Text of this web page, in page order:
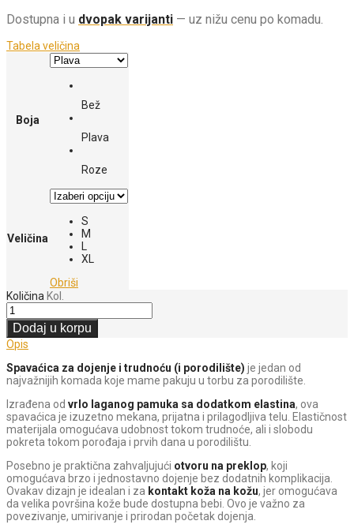
Dostupna i u dvopak varijanti — uz nižu cenu po komadu.
Tabela veličina
Boja
Bež
Plava
Roze
Veličina
S
M
XL
Obriši
Količina Kol.
Dodaj u korpu
Opis
Spavaćica za dojenje i trudnoću (i porodilište) je jedan od
najvažnijih komada koje mame pakuju u torbu za porodilište.
Izrađena od vrlo laganog pamuka sa dodatkom elastina, ova
spavaćica je izuzetno mekana, prijatna i prilagodljiva telu. Elastičnost
materijala omogućava udobnost tokom trudnoće, ali i slobodu
pokreta tokom porođaja i prvih dana u porodilištu.
Posebno je praktična zahvaljujući otvoru na preklop, koji
omogućava brzo i jednostavno dojenje bez dodatnih komplikacija.
Ovakav dizajn je idealan i za kontakt koža na kožu, jer omogućava
da velika površina kože bude dostupna bebi. Ovo je važno za
povezivanje, umirivanje i prirodan početak dojenja.